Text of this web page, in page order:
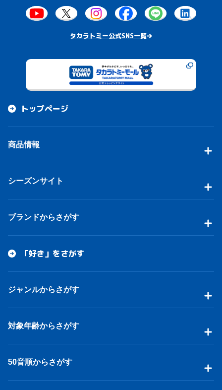
タカラトミー公式SNS一覧
トップページ
商品情報
シーズンサイト
ブランドからさがす
「好き」をさがす
ジャンルからさがす
対象年齢からさがす
50音順からさがす